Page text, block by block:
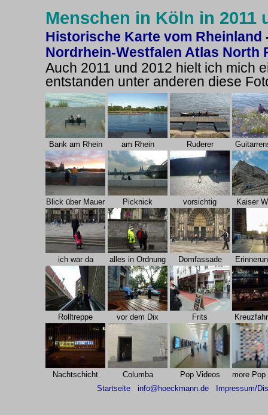
Menschen in Köln in 2011
Historische Karte vom Rheinland
Nordrhein-Westfalen Atlas North
Auch 2011 und 2012 hielt ich mich
entstanden unter anderen diese
Bank am Rhein am Rhein Ruderer
Blick über Mauer Picknick vorsichtig Kaiser
ich war da alles in Ordnung Domfassade
Rolltreppe vor dem Dix Frits
Nachtschicht Columba Pop Videos
more
Startseite
info@hoeckmann.de Impressum/